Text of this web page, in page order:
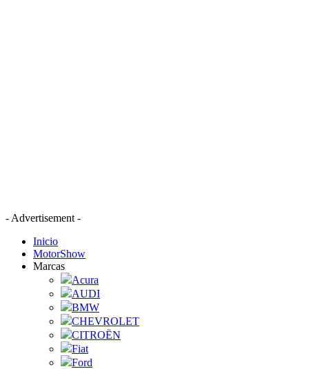
- Advertisement -
Inicio
MotorShow
Marcas
Acura
AUDI
BMW
CHEVROLET
CITROËN
Fiat
Ford